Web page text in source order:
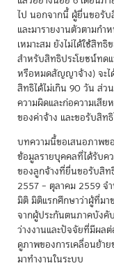
ไป นอกจากนี้ ผู้ยื่นขอรับ
และมารายงานตัวตามก
เหมาะสม ยังไม่ได้ใช้สิท
สำหรับสิทธิประโยชน์ทด
หรือหมดสัญญาจ้าง) จะไ
สิทธิได้ไม่เกิน 90 วัน ส่ว
ความผิดและก่อความเสี
ของค่าจ้าง และขอรับสิท
บทความนี้ขอเสนอภาพขอ
ข้อมูลรายบุคคลที่ได้รับค
ของลูกจ้างที่ยื่นขอรับสิท
2557 – ตุลาคม 2559 จ
มิติ มิติแรกศึกษาว่าผู้ที่ม
จากผู้ประกันตนภาคบังคั
ว่างงานและปัจจัยที่มีผล
ดูภาพของการเคลื่อนย้า
มาทำงานในระบบ